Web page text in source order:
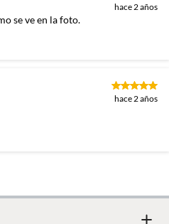
Redonda
hace 2 años
se ve en la foto.
hace 2 años